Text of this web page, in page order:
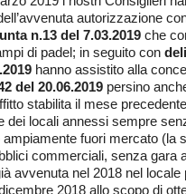
autorizzazione
n.13 del 7.03.2019 che
di padel; in seguito con
hanno assistito alla
del 20.06.2019 persino
stabilita il mese
dei locali annessi sempre
fuori mercato (la
commerciali, senza gara
avvenuta nel 2018 nel locale
2018 allo scopo di